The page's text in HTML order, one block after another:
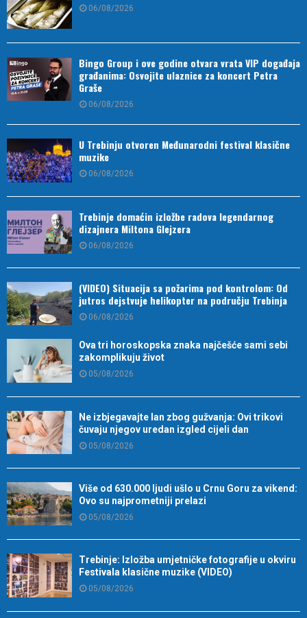
06/08/2026
Bingo Group i ove godine otvara vrata VIP događaja
građanima: Osvojite ulaznice za koncert Petra
Graše
06/08/2026
U Trebinju otvoren Međunarodni festival klasične
muzike
06/08/2026
Trebinje domaćin izložbe radova legendarnog
dizajnera Miltona Glejzera
06/08/2026
(VIDEO) Situacija sa požarima pod kontrolom: Od
jutros dejstvuje helikopter na području Trebinja
06/08/2026
Ova tri horoskopska znaka najčešće sami sebi
zakomplikuju život
05/08/2026
Ne izbjegavajte lan zbog gužvanja: Ovi trikovi
čuvaju njegov uredan izgled cijeli dan
05/08/2026
Više od 630.000 ljudi ušlo u Crnu Goru za vikend:
Ovo su najprometniji prelazi
05/08/2026
Trebinje: Izložba umjetničke fotografije u okviru
Festivala klasične muzike (VIDEO)
05/08/2026